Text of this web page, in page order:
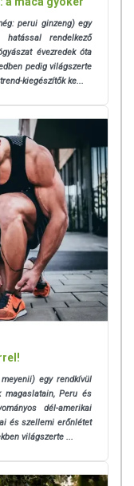
vegyes étrendet és az
A termék
Betegség esetén
Az ajánlott napi
a készítményt, ha az
perui ginzeng) egy
hatással rendelkező
évezredek óta
pedig világszerte
kiegészítők ke...
egy rendkívül
magaslatain, Peru és
dél-amerikai
és szellemi erőnlétet
világszerte ...